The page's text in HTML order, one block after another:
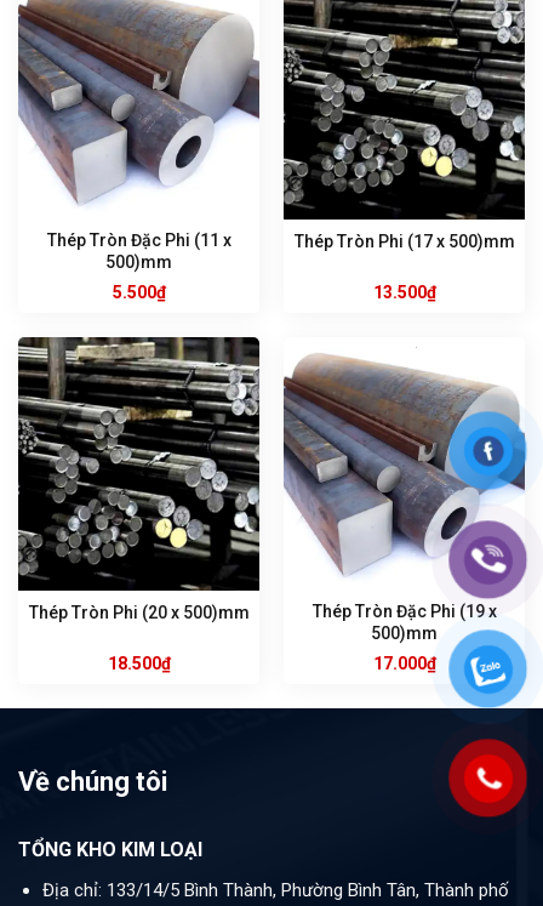
Thép Tròn Đặc Phi (11 x
500)mm
5.500₫
Thép Tròn Phi (17 x 500)mm
13.500₫
Thép Tròn Phi (20 x 500)mm
18.500₫
Thép Tròn Đặc Phi (19 x
500)mm
17.000₫
Về chúng tôi
TỔNG KHO KIM LOẠI
Địa chỉ: 133/14/5 Bình Thành, Phường Bình Tân, Thành phố